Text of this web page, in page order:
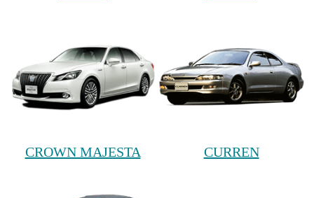
CROWN MAJESTA CURREN